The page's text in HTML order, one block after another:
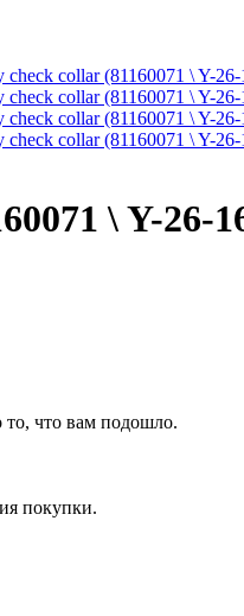
\ Y-26-
то, что вам подошло.
покупки.